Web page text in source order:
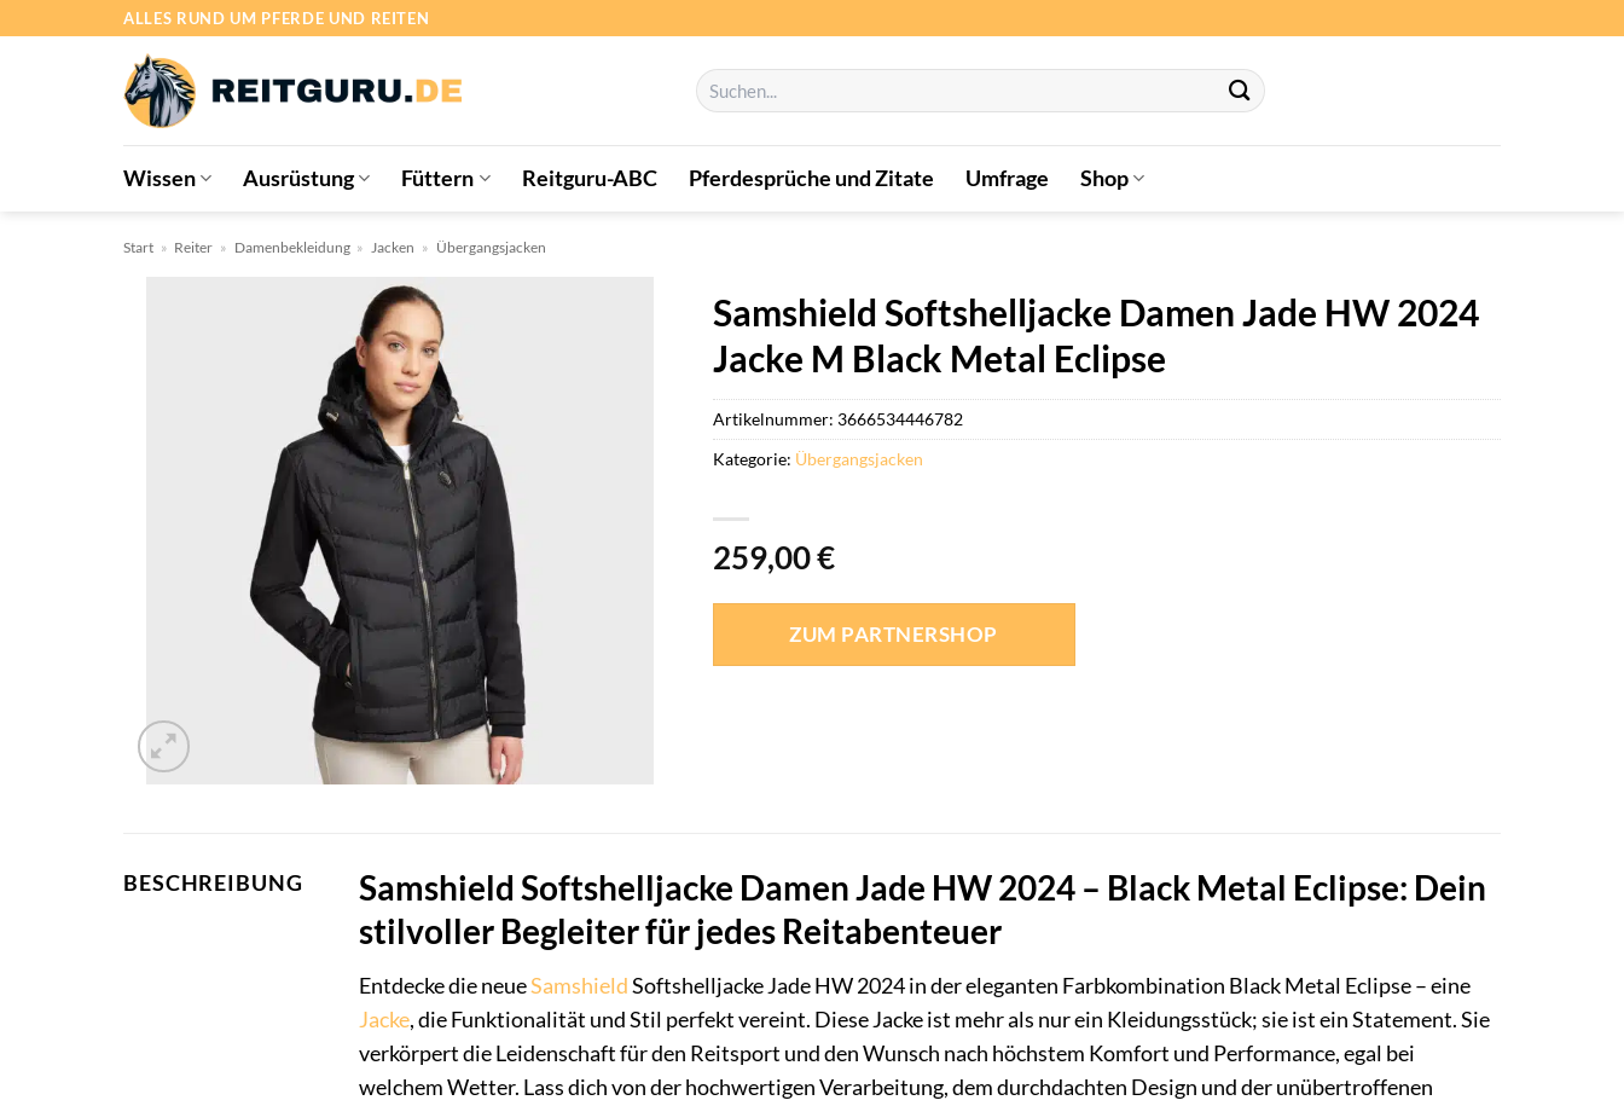
ALLES RUND UM PFERDE UND REITEN
Suchen
nach:
Wissen Ausrüstung Füttern Reitguru-ABC Pferdesprüche und Zitate Umfrage Shop
Start » Reiter » Damenbekleidung » Jacken » Übergangsjacken
Samshield Softshelljacke Damen Jade HW 2024
Jacke M Black Metal Eclipse
259,00€
ZUM PARTNERSHOP
Artikelnummer: 3666534446782
Kategorie: Übergangsjacken
BESCHREIBUNG
Samshield Softshelljacke Damen Jade HW 2024 – Black Metal Eclipse: Dein
stilvoller Begleiter für jedes Reitabenteuer
Entdecke die neueSamshieldSoftshelljacke Jade HW 2024 in der eleganten Farbkombination Black Metal Eclipse – eine
Jacke, die Funktionalität und Stil perfekt vereint. Diese Jacke ist mehr als nur ein Kleidungsstück; sie ist ein Statement. Sie
verkörpert die Leidenschaft für den Reitsport und den Wunsch nach höchstem Komfort und Performance, egal bei
welchem Wetter. Lass dich von der hochwertigen Verarbeitung, dem durchdachten Design und der unübertroffenen